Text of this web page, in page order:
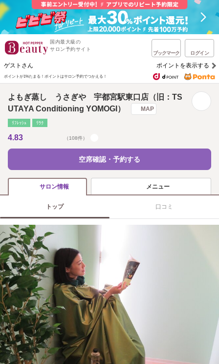
国内最大級の
サロン予約サイト
ブックマーク ログイン
ゲストさん ポイントを表示する
ポイントが1%たまる！ ポイントはサロン予約でつかえる！
よもぎ蒸し うさぎや 宇都宮駅東口店（旧：TS
UTAYA Conditioning YOMOGI）
MAP
ﾘﾌﾚｯｼｭ ﾘﾗｸ
4.83 （108件）
空席確認・予約する
サロン情報 メニュー
トップ 口コミ